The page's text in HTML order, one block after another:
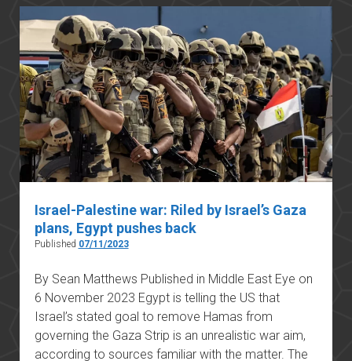
Israel-Palestine war: Riled by Israel’s Gaza
plans, Egypt pushes back
Published 07/11/2023
By Sean Matthews Published in Middle East Eye on
6 November 2023 Egypt is telling the US that
Israel’s stated goal to remove Hamas from
governing the Gaza Strip is an unrealistic war aim,
according to sources familiar with the matter. The